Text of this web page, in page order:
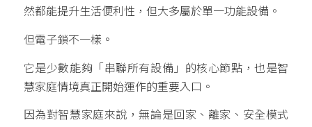
然都能提升生活便利性，但大多屬於單一功能設備。
但電子鎖不一樣。
它是少數能夠「串聯所有設備」的核心節點，也是智
慧家庭情境真正開始運作的重要入口。
因為對智慧家庭來說，無論是回家、離家、安全模式